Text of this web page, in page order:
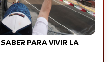
PARA VIVIR LA